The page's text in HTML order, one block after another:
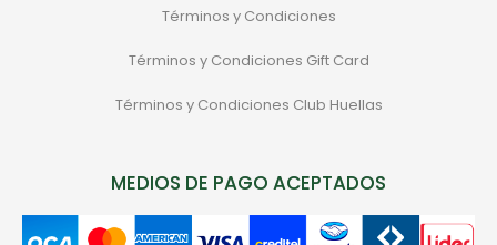
Términos y Condiciones
Términos y Condiciones Gift Card
Términos y Condiciones Club Huellas
MEDIOS DE PAGO ACEPTADOS